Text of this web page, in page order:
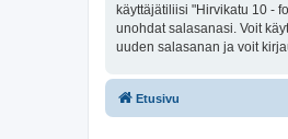
käyttäjätiliisi "Hirvikatu 10 -
unohdat salasanasi. Voit
uuden salasanan ja voit
Etusivu